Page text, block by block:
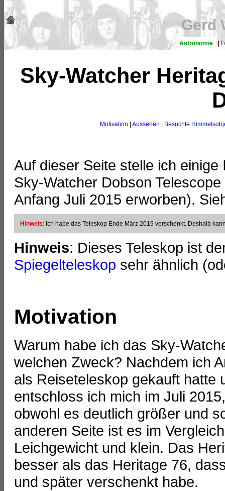
Gerd
Astronomie |
Sky-Watcher
Motivation Aussehen Besuchte
Auf dieser Seite stelle ich
Sky-Watcher Dobson
Anfang Juli 2015 erworben).
Hinweis: Ich habe das Teleskop Ende März 2019 verschenkt. Deshalb
Hinweis: Dieses Teleskop ist
Spiegelteleskop sehr ähnlich
Motivation
Warum habe ich das Sky-
welchen Zweck? Nachdem ich
als Reiseteleskop gekauft hatte
entschloss ich mich im Juli
obwohl es deutlich größer und
anderen Seite ist es im
Leichgewicht und klein. Das
besser als das Heritage 76,
und später verschenkt habe.